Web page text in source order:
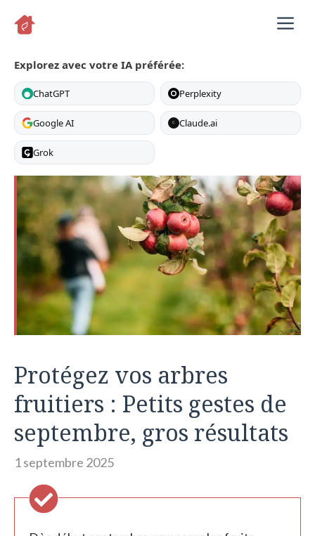
Explorez avec votre IA préférée:
ChatGPT Perplexity
Google AI C Claude.ai
Grok
Protégez vos arbres
fruitiers : Petits gestes de
septembre, gros résultats
1 septembre 2025